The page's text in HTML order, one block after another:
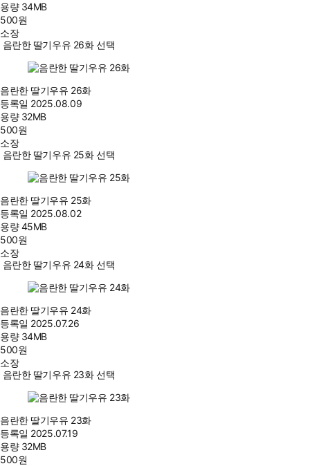
용량 34MB
500원
소장
음란한 딸기우유 26화 선택
음란한 딸기우유 26화
등록일 2025.08.09
용량 32MB
500원
소장
음란한 딸기우유 25화 선택
음란한 딸기우유 25화
등록일 2025.08.02
용량45MB
500원
소장
음란한 딸기우유 24화 선택
음란한 딸기우유 24화
등록일 2025.07.26
용량 34MB
500원
소장
음란한 딸기우유 23화 선택
음란한 딸기우유 23화
등록일 2025.07.19
용량 32MB
500원